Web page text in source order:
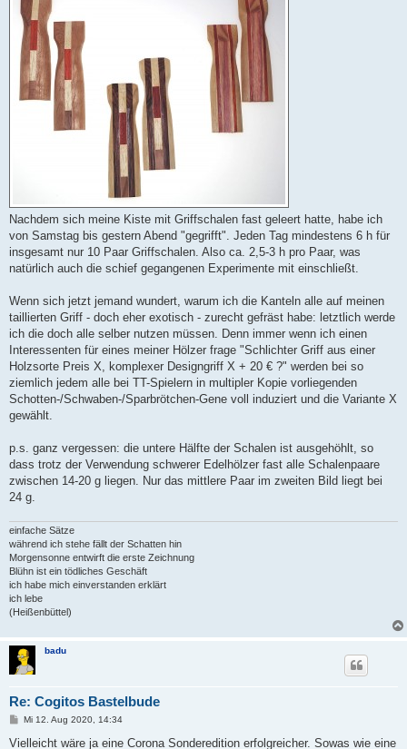
Nachdem sich meine Kiste mit Griffschalen fast geleert hatte, habe ich
von Samstag bis gestern Abend "gegrifft". Jeden Tag mindestens 6 h für
insgesamt nur 10 Paar Griffschalen. Also ca. 2,5-3 h pro Paar, was
natürlich auch die schief gegangenen Experimente mit einschließt.
Wenn sich jetzt jemand wundert, warum ich die Kanteln alle auf meinen
taillierten Griff - doch eher exotisch - zurecht gefräst habe: letztlich werde
ich die doch alle selber nutzen müssen. Denn immer wenn ich einen
Interessenten für eines meiner Hölzer frage "Schlichter Griff aus einer
Holzsorte Preis X, komplexer Designgriff X + 20 € ?" werden bei so
ziemlich jedem alle bei TT-Spielern in multipler Kopie vorliegenden
Schotten-/Schwaben-/Sparbrötchen-Gene voll induziert und die Variante X
gewählt.
p.s. ganz vergessen: die untere Hälfte der Schalen ist ausgehöhlt, so
dass trotz der Verwendung schwerer Edelhölzer fast alle Schalenpaare
zwischen 14-20 g liegen. Nur das mittlere Paar im zweiten Bild liegt bei
24 g.
einfache Sätze
während ich stehe fällt der Schatten hin
Morgensonne entwirft die erste Zeichnung
Blühn ist ein tödliches Geschäft
ich habe mich einverstanden erklärt
ich lebe
(Heißenbüttel)
badu
Re: Cogitos Bastelbude
B
i
Mi 12. Aug 2020, 14:34
Vielleicht wäre ja eine Corona Sonderedition erfolgreicher. Sowas wie eine